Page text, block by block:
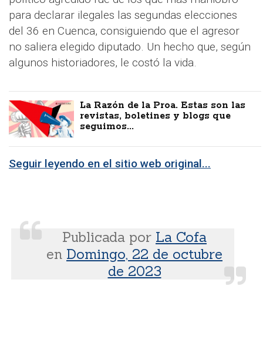
para declarar ilegales las segundas elecciones
del 36 en Cuenca, consiguiendo que el agresor
no saliera elegido diputado. Un hecho que, según
algunos historiadores, le costó la vida.
La Razón de la Proa. Estas son las
revistas, boletines y blogs que
seguimos...
Seguir leyendo en el sitio web original...
Publicada por La Cofa
en Domingo, 22 de octubre
de 2023